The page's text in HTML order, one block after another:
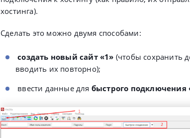
хостинга).
Сделать это можно двумя способами:
создать новый сайт «1» (чтобы сохранить
вводить их повторно);
ввести данные для быстрого подключения